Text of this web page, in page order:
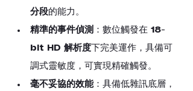
分段的能力。
精準的事件偵測 ：數位觸發在 18-
bit HD 解析度 下完美運作，具備可
調式靈敏度，可實現精確觸發。
毫不妥協的效能：具備低雜訊底層，